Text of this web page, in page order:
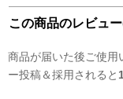
この商品のレビュ
商品が届いた後ご使用
ー投稿＆採用されると